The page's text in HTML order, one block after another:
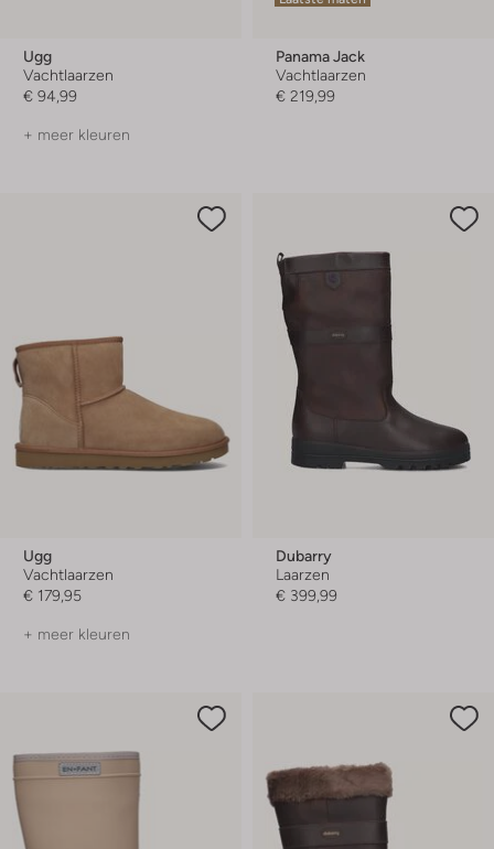
Ugg
Vachtlaarzen
€ 94,99
+ meer kleuren
Panama Jack
Vachtlaarzen
€ 219,99
Ugg
Vachtlaarzen
€ 179,95
+ meer kleuren
Dubarry
Laarzen
€ 399,99